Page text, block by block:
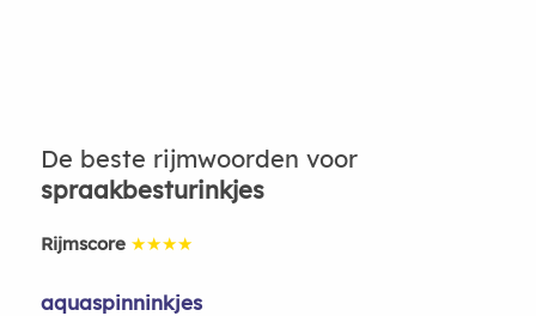
De beste rijmwoorden voor
spraakbesturinkjes
Rijmscore ★★★★
aquaspinninkjes